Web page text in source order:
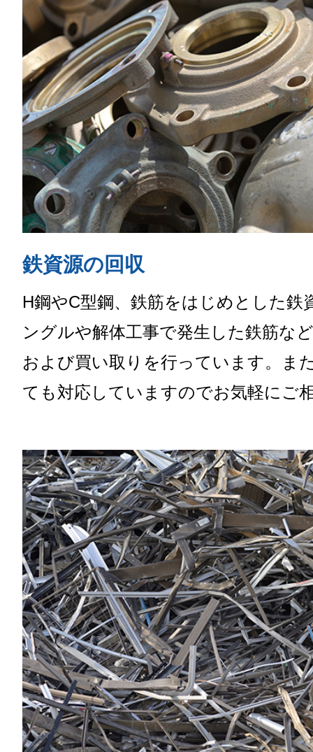
鉄資源の回収
H鋼やC型鋼、鉄筋をはじめとした鉄
ングルや解体工事で発生した鉄筋な
および買い取りを行っています。ま
ても対応していますのでお気軽にご